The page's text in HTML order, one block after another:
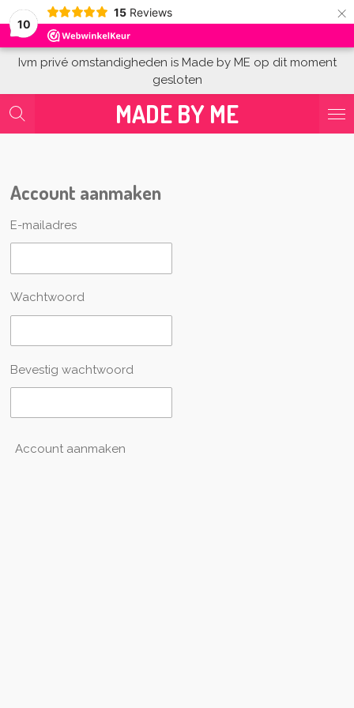
10
15 Reviews ×
MADE BY ME
Ivm privé omstandigheden is Made by ME op dit moment
gesloten
Account aanmaken
E-mailadres
Wachtwoord
Bevestig wachtwoord
Account aanmaken